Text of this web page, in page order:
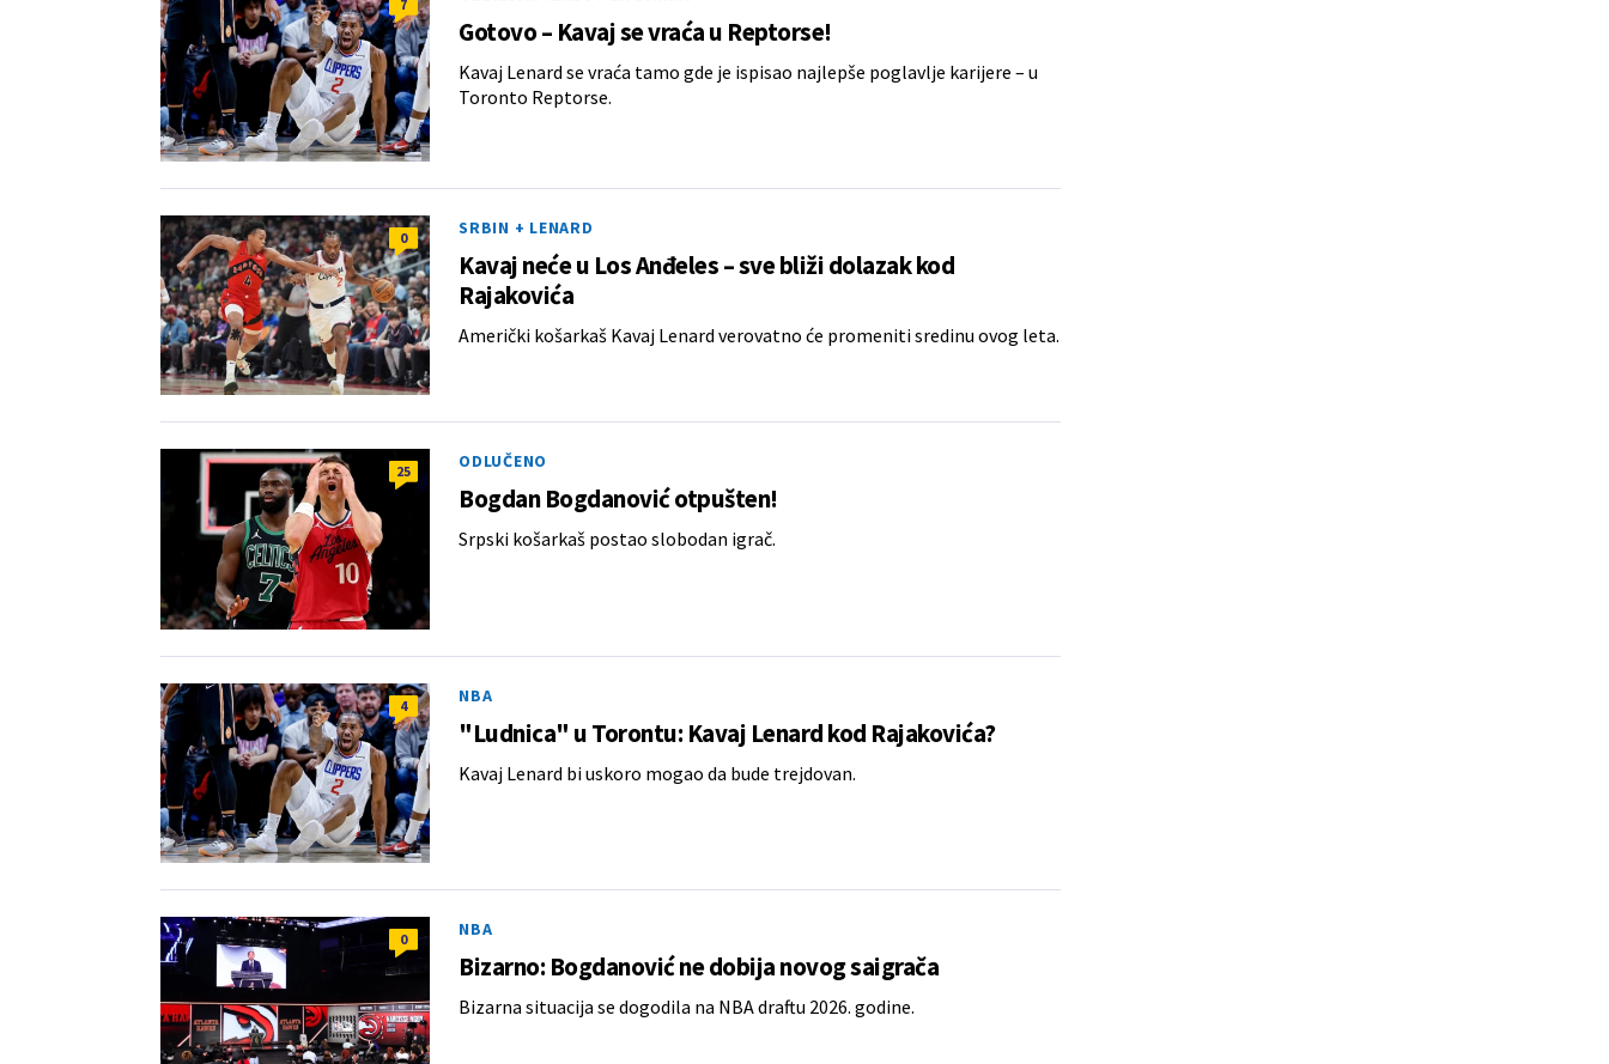
7
Gotovo – Kavaj se vraća u Reptorse!
Kavaj Lenard se vraća tamo gde je ispisao najlepše poglavlje karijere – u
Toronto Reptorse.
0 SRBIN + LENARD
Kavaj neće u Los Anđeles – sve bliži dolazak kod
Rajakovića
Američki košarkaš Kavaj Lenard verovatno će promeniti sredinu ovog leta.
25 ODLUČENO
Bogdan Bogdanović otpušten!
Srpski košarkaš postao slobodan igrač.
4 NBA
"Ludnica" u Torontu: Kavaj Lenard kod Rajakovića?
Kavaj Lenard bi uskoro mogao da bude trejdovan.
0 NBA
Bizarno: Bogdanović ne dobija novog saigrača
Bizarna situacija se dogodila na NBA draftu 2026. godine.